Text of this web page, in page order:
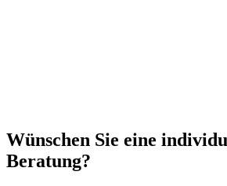
Wünschen Sie eine
Beratung?